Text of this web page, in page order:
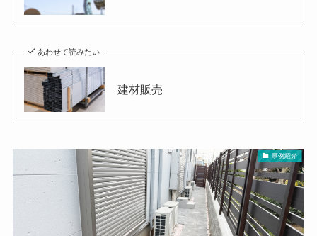
あわせて読みたい
建材販売
事例紹介